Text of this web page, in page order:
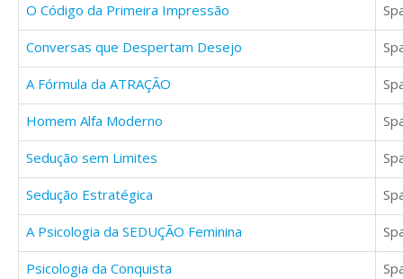
O Código da Primeira Impressão
Conversas que Despertam Desejo
A Fórmula da ATRAÇÃO
Homem Alfa Moderno
Sedução sem Limites
Sedução Estratégica
A Psicologia da SEDUÇÃO Feminina
Psicologia da Conquista